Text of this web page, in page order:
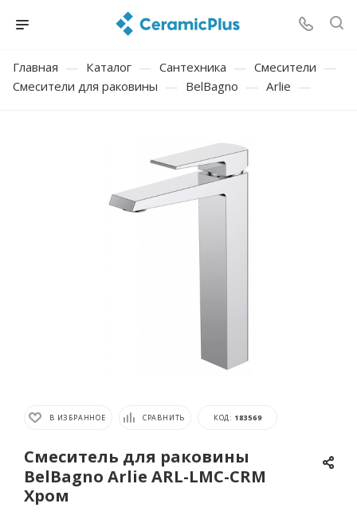
Главная — Каталог — Сантехника — Смесители —
Смесители для раковины — BelBagno — Arlie —
В ИЗБРАННОЕ СРАВНИТЬ КОД: 183569
Смеситель для раковины
BelBagno Arlie ARL-LMC-CRM
Хром